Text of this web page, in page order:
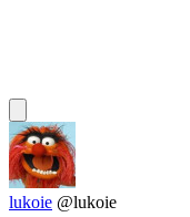
lukoie @lukoie